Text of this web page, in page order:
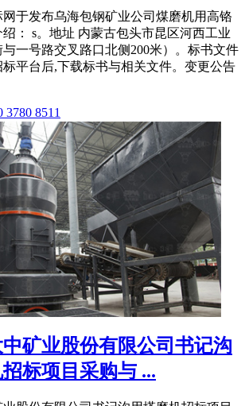
于发布乌海包钢矿业公司煤磨机用高铬
： s。地址 内蒙古包头市昆区河西工业
与一号路交叉路口北侧200米）。标书文件
平台后,下载标书与相关文件。变更公告
8511
矿业股份有限公司书记沟
标项目采购与 ...